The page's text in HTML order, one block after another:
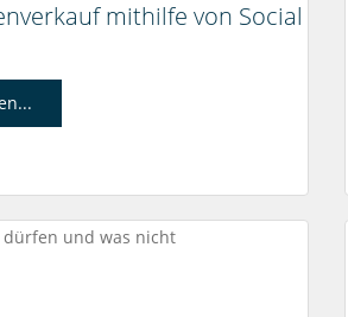
mithilfe von Social